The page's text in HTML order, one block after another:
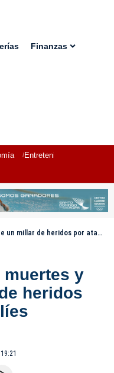
Finanzas
Entretenimiento
de heridos por ataques israelíes
muertes y
heridos